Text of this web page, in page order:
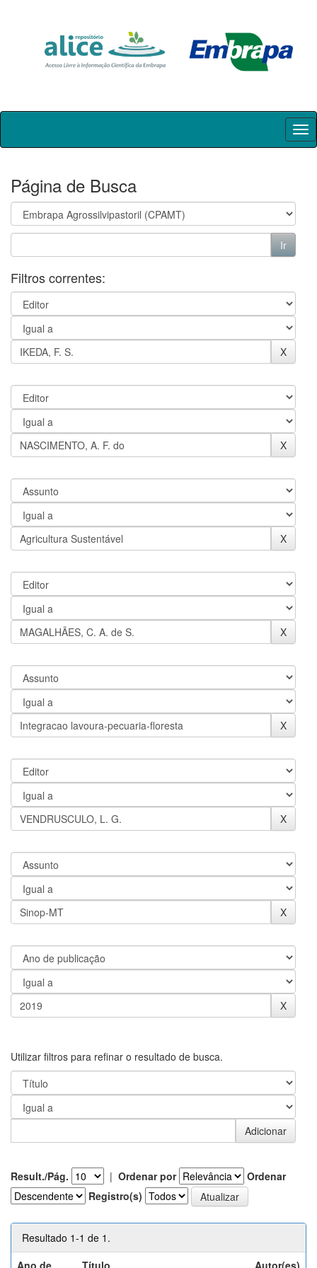
Skip
Página de Busca
Filtros correntes:
Utilizar filtros para refinar o resultado de busca.
Result./Pág. | Ordenar por
Ordenar
Registro(s)
Resultado 1-1 de 1.
Ano de
Título Autor(es)